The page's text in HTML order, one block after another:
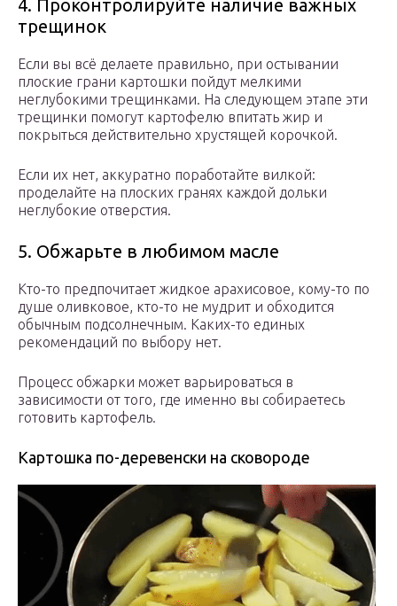
4. Проконтролируйте наличие важных
трещинок
Если вы всё делаете правильно, при остывании
плоские грани картошки пойдут мелкими
неглубокими трещинками. На следующем этапе эти
трещинки помогут картофелю впитать жир и
покрыться действительно хрустящей корочкой.
Если их нет, аккуратно поработайте вилкой:
проделайте на плоских гранях каждой дольки
неглубокие отверстия.
5. Обжарьте в любимом масле
Кто-то предпочитает жидкое арахисовое, кому-то по
душе оливковое, кто-то не мудрит и обходится
обычным подсолнечным. Каких-то единых
рекомендаций по выбору нет.
Процесс обжарки может варьироваться в
зависимости от того, где именно вы собираетесь
готовить картофель.
Картошка по-деревенски на сковороде